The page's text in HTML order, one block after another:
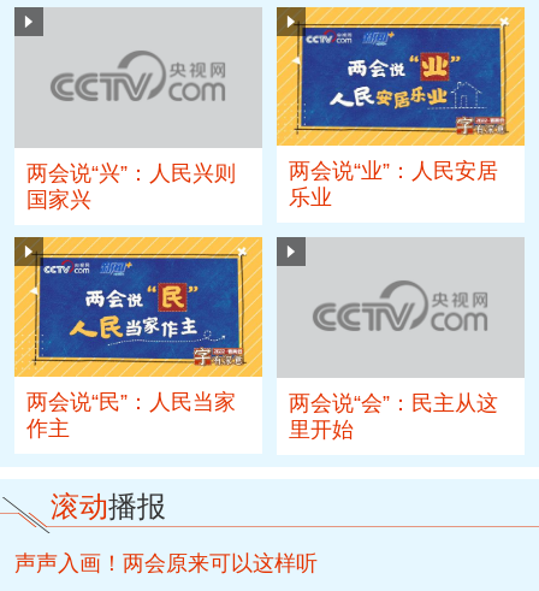
两会说“兴”：人民兴则
国家兴
两会说“业”：人民安居
乐业
两会说“民”：人民当家
作主
两会说“会”：民主从这
里开始
滚动播报
声声入画！两会原来可以这样听